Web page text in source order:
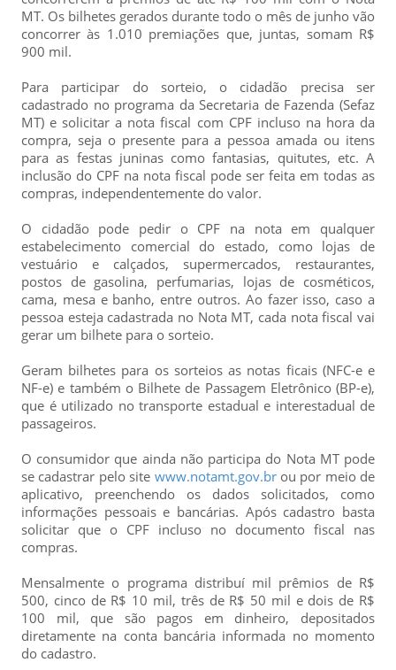
MT. Os bilhetes gerados durante todo o mês de junho vão
concorrer às 1.010 premiações que, juntas, somam R$
900 mil.
Para participar do sorteio, o cidadão precisa ser
cadastrado no programa da Secretaria de Fazenda (Sefaz
MT) e solicitar a nota fiscal com CPF incluso na hora da
compra, seja o presente para a pessoa amada ou itens
para as festas juninas como fantasias, quitutes, etc. A
inclusão do CPF na nota fiscal pode ser feita em todas as
compras, independentemente do valor.
O cidadão pode pedir o CPF na nota em qualquer
estabelecimento comercial do estado, como lojas de
vestuário e calçados, supermercados, restaurantes,
postos de gasolina, perfumarias, lojas de cosméticos,
cama, mesa e banho, entre outros. Ao fazer isso, caso a
pessoa esteja cadastrada no Nota MT, cada nota fiscal vai
gerar um bilhete para o sorteio.
Geram bilhetes para os sorteios as notas ficais (NFC-e e
NF-e) e também o Bilhete de Passagem Eletrônico (BP-e),
que é utilizado no transporte estadual e interestadual de
passageiros.
O consumidor que ainda não participa do Nota MT pode
se cadastrar pelo site www.notamt.gov.brou por meio de
aplicativo, preenchendo os dados solicitados, como
informações pessoais e bancárias. Após cadastro basta
solicitar que o CPF incluso no documento fiscal nas
compras.
Mensalmente o programa distribuí mil prêmios de R$
500, cinco de R$ 10 mil, três de R$ 50 mil e dois de R$
100 mil, que são pagos em dinheiro, depositados
diretamente na conta bancária informada no momento
do cadastro.